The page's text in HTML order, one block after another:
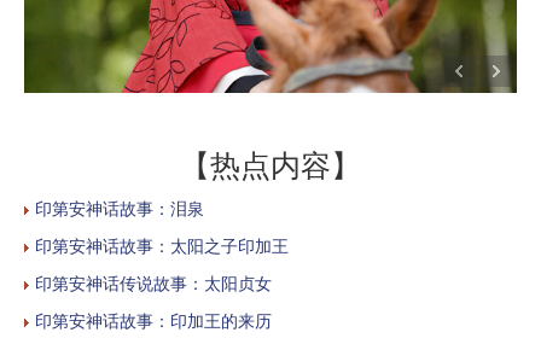
【热点内容】
印第安神话故事：泪泉
印第安神话故事：太阳之子印加王
印第安神话传说故事：太阳贞女
印第安神话故事：印加王的来历